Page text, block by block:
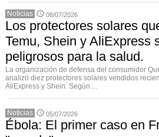
Noticias 08/07/2026
Los protectores solares
Temu, Shein y AliExpress
peligrosos para la salud.
La organización de defensa del consumidor
analizó diez protectores solares vendidos
AliExpress y Shein. Según ...
Noticias 05/07/2026
Ébola: El primer caso en